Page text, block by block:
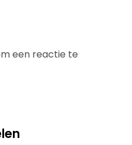
een reactie te